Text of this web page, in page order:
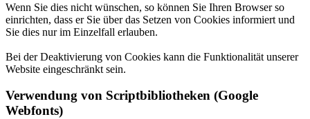
Wenn Sie dies nicht wünschen, so können Sie Ihren Browser so
einrichten, dass er Sie über das Setzen von Cookies informiert und
Sie dies nur im Einzelfall erlauben.
Bei der Deaktivierung von Cookies kann die Funktionalität unserer
Website eingeschränkt sein.
Verwendung von Scriptbibliotheken (Google
Webfonts)